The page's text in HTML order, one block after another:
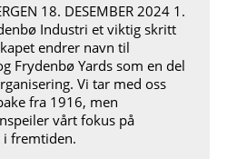
18. DESEMBER 2024 1.
Industri et viktig skritt
endrer navn til
Frydenbø Yards som en del
Vi tar med oss
fra 1916, men
vårt fokus på
i fremtiden.